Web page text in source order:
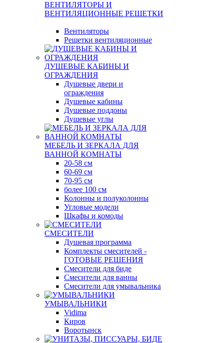
ВЕНТИЛЯТОРЫ И
ВЕНТИЛЯЦИОННЫЕ РЕШЕТКИ
Вентиляторы
Решетки вентиляционные
ДУШЕВЫЕ КАБИНЫ И
ОГРАЖДЕНИЯ
Душевые двери и
ограждения
Душевые кабины
Душевые поддоны
Душевые углы
МЕБЕЛЬ И ЗЕРКАЛА ДЛЯ
ВАННОЙ КОМНАТЫ
20-58 см
60-69 см
70-95 см
более 100 см
Колонны и полуколонны
Угловые модели
Шкафы и комоды
СМЕСИТЕЛИ
Душевая программа
Комплекты смесителей -
ГОТОВЫЕ РЕШЕНИЯ
Смесители для биде
Смесители для ванны
Смесители для умывальника
УМЫВАЛЬНИКИ
Vidima
Киров
Воротынск